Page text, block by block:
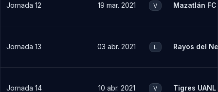
Jornada 12 19 mar. 2021 V Mazatlán FC
Jornada 13 03 abr. 2021 L Rayos del
Jornada 14 10 abr. 2021 V Tigres UANL